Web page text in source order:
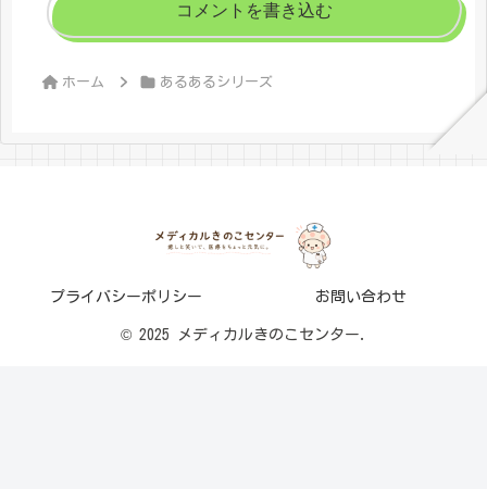
コメントを書き込む
ホーム あるあるシリーズ
プライバシーポリシー お問い合わせ
© 2025 メディカルきのこセンター.